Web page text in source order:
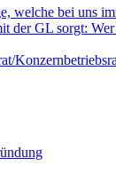
welche bei uns
der GL sorgt: